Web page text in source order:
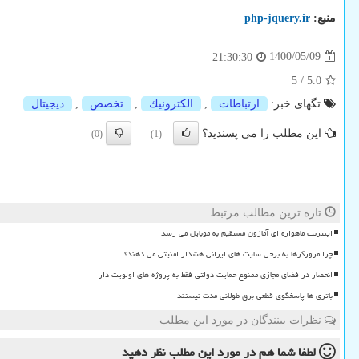
منبع: php-jquery.ir
1400/05/09
21:30:30
5.0
/
5
تگهای خبر:
ارتباطات , الكترونیك , تخصص , دیجیتال
این مطلب را می پسندید؟ (1)
(0)
تازه ترین مطالب مرتبط
اینترنت ماهواره ای آمازون مستقیم به موبایل می رسد
چرا مرورگرها به برخی سایت های ایرانی هشدار امنیتی می دهند؟
انحصار در فضای مجازی ممنوع حمایت دولتی فقط به پروژه های اولویت دار
باتری ها پاسخگوی قطعی برق طولانی مدت نیستند
نظرات بینندگان در مورد این مطلب
لطفا شما همدر مورد این مطلبنظر دهید